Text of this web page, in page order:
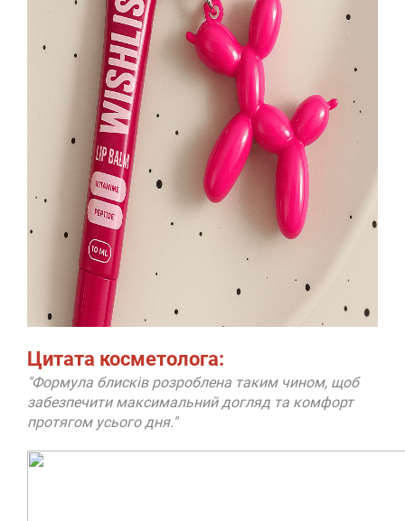
Цитата косметолога:
"Формула блисків розроблена таким чином, щоб
забезпечити максимальний догляд та комфорт
протягом усього дня."